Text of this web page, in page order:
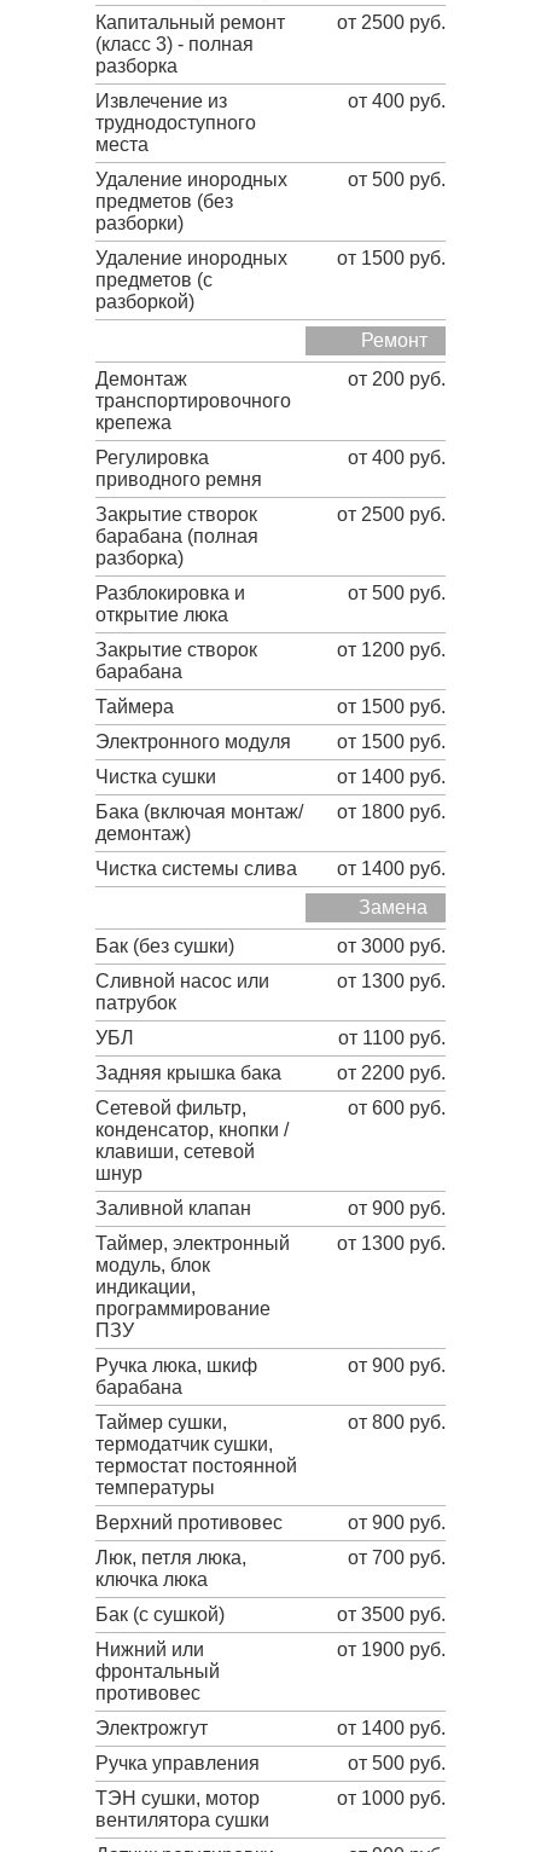
Капитальный ремонт
(класс 3) - полная
разборка
от 2500 руб.
Извлечение из
труднодоступного
места
от 400 руб.
Удаление инородных
предметов (без
разборки)
от 500 руб.
Удаление инородных
предметов (с
разборкой)
от 1500 руб.
Ремонт
Демонтаж
транспортировочного
крепежа
от 200 руб.
Регулировка
приводного ремня
от 400 руб.
Закрытие створок
барабана (полная
разборка)
от 2500 руб.
Разблокировка и
открытие люка
от 500 руб.
Закрытие створок
барабана
от 1200 руб.
Таймера
от 1500 руб.
Электронного модуля
от 1500 руб.
Чистка сушки
от 1400 руб.
Бака (включая монтаж/
демонтаж)
от 1800 руб.
Чистка системы слива
от 1400 руб.
Замена
Бак (без сушки)
от 3000 руб.
Сливной насос или
патрубок
от 1300 руб.
УБЛ
от 1100 руб.
Задняя крышка бака
от 2200 руб.
Сетевой фильтр,
конденсатор, кнопки /
клавиши, сетевой
шнур
от 600 руб.
Заливной клапан
от 900 руб.
Таймер, электронный
модуль, блок
индикации,
программирование
ПЗУ
от 1300 руб.
Ручка люка, шкиф
барабана
от 900 руб.
Таймер сушки,
термодатчик сушки,
термостат постоянной
температуры
от 800 руб.
Верхний противовес
от 900 руб.
Люк, петля люка,
ключка люка
от 700 руб.
Бак (с сушкой)
от 3500 руб.
Нижний или
фронтальный
противовес
от 1900 руб.
Электрожгут
от 1400 руб.
Ручка управления
от 500 руб.
ТЭН сушки, мотор
вентилятора сушки
от 1000 руб.